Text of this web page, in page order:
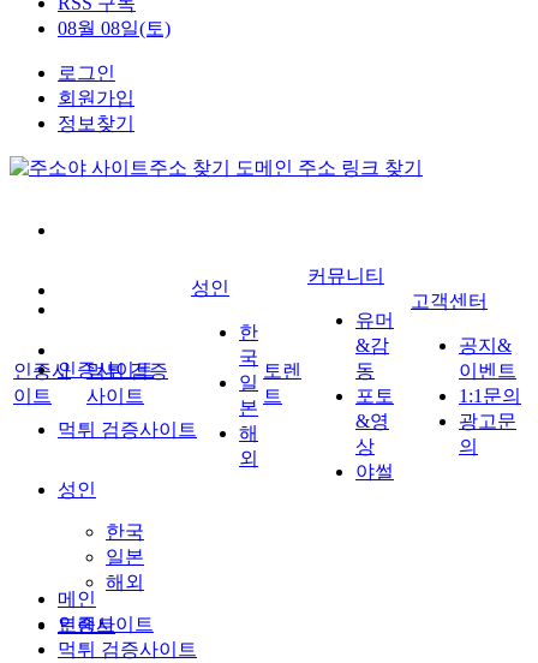
08월 08일(토)
로그인
회원가입
정보찾기
인증사이트
먹튀 검증사이트
성인
한국
일본
해외
토렌트
인증사
이트
먹튀 검증
사이트
성인
한
국
일
본
해
외
토렌
트
커뮤니티
유머
&감
동
포토
&영
상
야썰
고객센터
공지&
이벤트
1:1문의
광고문
의
메인
인증사이트
먹튀 검증사이트